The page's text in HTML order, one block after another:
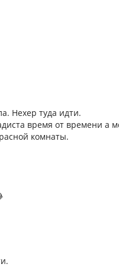
Нехер туда идти.
время от времени а
комнаты.